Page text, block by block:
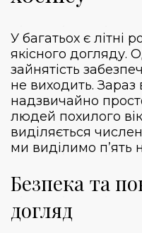
У багатьох є літні
якісного догляду.
зайнятість
не виходить.
надзвичайно
людей похилого
виділяється
ми виділимо п’ять
Безпека та
догляд